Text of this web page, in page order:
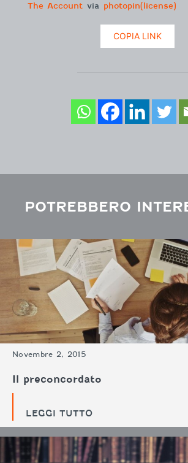
The Account via photopin(license)
COPIA LINK
POTREBBERO
Novembre 2, 2015
Il preconcordato
LEGGI TUTTO